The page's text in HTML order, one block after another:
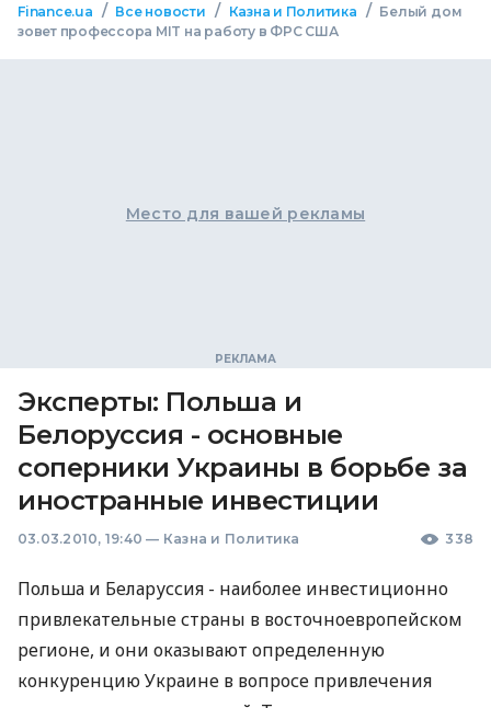
Finance.ua / Все новости / Казна и Политика / Белый дом
зовет профессора MIT на работу в ФРС США
Место для вашей рекламы
Эксперты: Польша и
Белоруссия - основные
соперники Украины в борьбе за
иностранные инвестиции
03.03.2010, 19:40 — Казна и Политика 338
Польша и Беларуссия - наиболее инвестиционно
привлекательные страны в восточноевропейском
регионе, и они оказывают определенную
конкуренцию Украине в вопросе привлечения